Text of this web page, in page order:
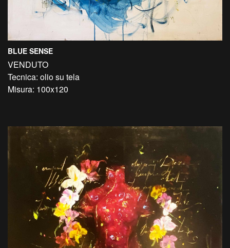
BLUE SENSE
VENDUTO
Tecnica: olio su tela
Misura: 100x120